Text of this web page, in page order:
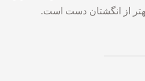
از انگشتان دست است.